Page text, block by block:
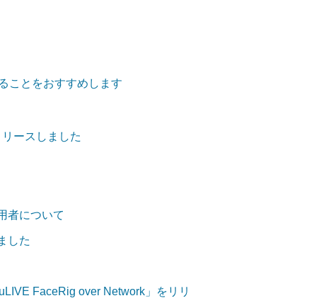
ことをおすすめします
ースしました
者について
した
FaceRig over Network」をリリ